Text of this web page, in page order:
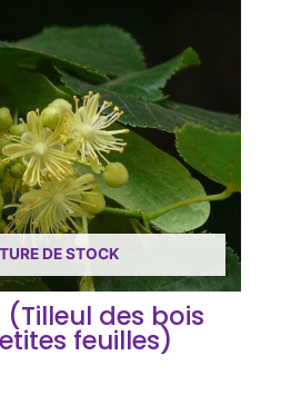
DE STOCK
des bois
feuilles)